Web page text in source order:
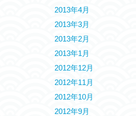
2013年4月
2013年3月
2013年2月
2013年1月
2012年12月
2012年11月
2012年10月
2012年9月